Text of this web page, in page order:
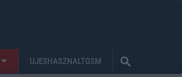
UJESHASZNALTGSM